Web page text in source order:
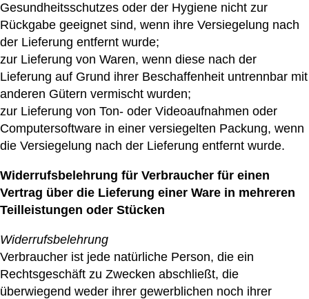
Gesundheitsschutzes oder der Hygiene nicht zur
Rückgabe geeignet sind, wenn ihre Versiegelung nach
der Lieferung entfernt wurde;
zur Lieferung von Waren, wenn diese nach der
Lieferung auf Grund ihrer Beschaffenheit untrennbar mit
anderen Gütern vermischt wurden;
zur Lieferung von Ton- oder Videoaufnahmen oder
Computersoftware in einer versiegelten Packung, wenn
die Versiegelung nach der Lieferung entfernt wurde.
Widerrufsbelehrung für Verbraucher für einen
Vertrag über die Lieferung einer Ware in mehreren
Teilleistungen oder Stücken
Widerrufsbelehrung
Verbraucher ist jede natürliche Person, die ein
Rechtsgeschäft zu Zwecken abschließt, die
überwiegend weder ihrer gewerblichen noch ihrer